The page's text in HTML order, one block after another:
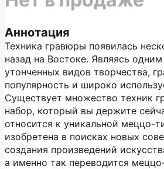
Аннотация
Техника гравюры появилась
назад на Востоке. Являясь
утонченных видов творчества,
популярность и широко
Существует множество техник
набор, который вы держите
относится к уникальной меццо-
изобретена в поисках новых
создания произведений
а именно так переводится